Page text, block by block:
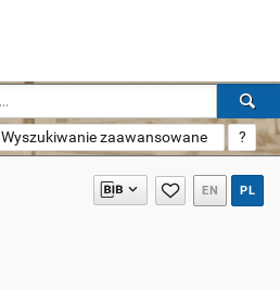
Wyszukiwanie zaawansowane ?
EN PL